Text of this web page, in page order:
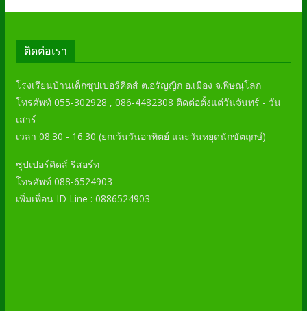
ติดต่อเรา
โรงเรียนบ้านเด็กซุปเปอร์คิดส์ ต.อรัญญิก อ.เมือง จ.พิษณุโลก
โทรศัพท์ 055-302928 , 086-4482308 ติดต่อตั้งแต่วันจันทร์ - วัน
เสาร์
เวลา 08.30 - 16.30 (ยกเว้นวันอาทิตย์ และวันหยุดนักขัตฤกษ์)
ซุปเปอร์คิดส์ รีสอร์ท
โทรศัพท์ 088-6524903
เพิ่มเพื่อน ID Line : 0886524903